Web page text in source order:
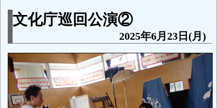
文化庁巡回公演②
2025年6月23日(月)